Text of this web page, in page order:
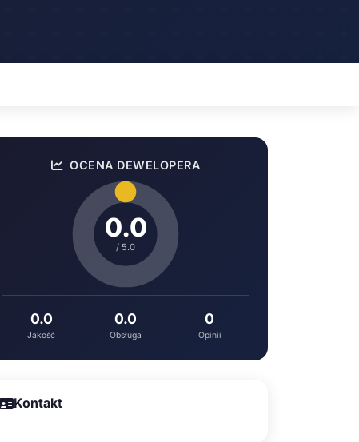
OCENA DEWELOPERA
0.0
/ 5.0
0.0
Jakość
0.0
Obsługa
0
Opinii
Kontakt